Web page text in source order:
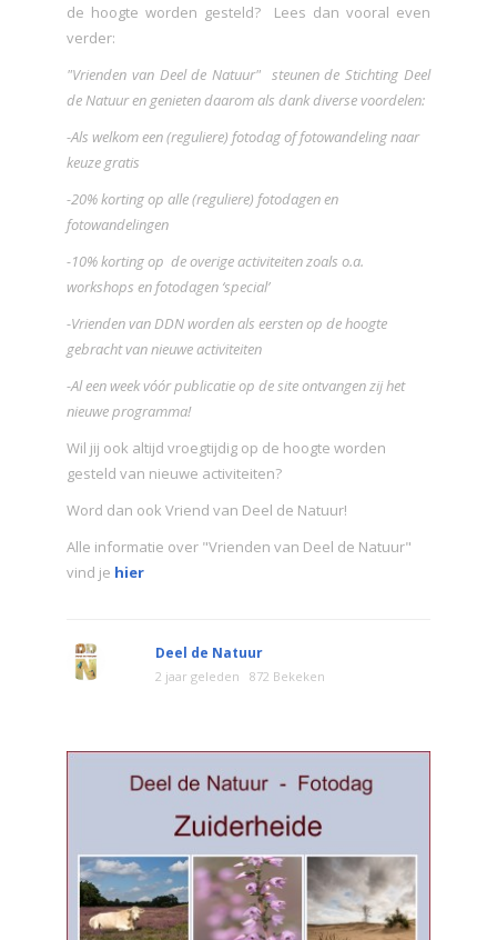
de hoogte worden gesteld? Lees dan vooral even
verder:
"Vrienden van Deel de Natuur" steunen de Stichting Deel
de Natuur en genieten daarom als dank diverse voordelen:
-Als welkom een (reguliere) fotodag of fotowandeling naar
keuze gratis
-20% korting op alle (reguliere) fotodagen en
fotowandelingen
-10% korting op de overige activiteiten zoals o.a.
workshops en fotodagen ‘special’
-Vrienden van DDN worden als eersten op de hoogte
gebracht van nieuwe activiteiten
-Al een week vóór publicatie op de site ontvangen zij het
nieuwe programma!
Wil jij ook altijd vroegtijdig op de hoogte worden
gesteld van nieuwe activiteiten?
Word dan ook Vriend van Deel de Natuur!
Alle informatie over "Vrienden van Deel de Natuur"
vind je hier
Deel de Natuur
2 jaar geleden 872 Bekeken